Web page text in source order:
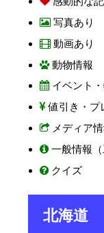
写真あり
動画あり
動物情報
イベント・
値引き・プ
メディア
一般情報（
クイズ
北海道